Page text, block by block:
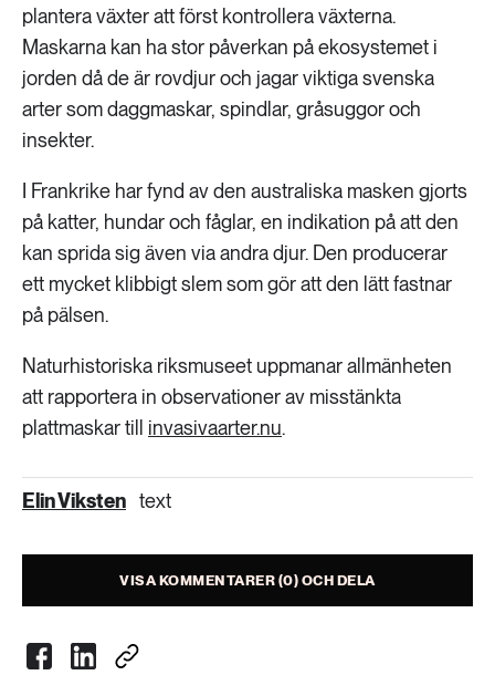
plantera växter att först kontrollera växterna.
Maskarna kan ha stor påverkan på ekosystemet i
jorden då de är rovdjur och jagar viktiga svenska
arter som daggmaskar, spindlar, gråsuggor och
insekter.
I Frankrike har fynd av den australiska masken gjorts
på katter, hundar och fåglar, en indikation på att den
kan sprida sig även via andra djur. Den producerar
ett mycket klibbigt slem som gör att den lätt fastnar
på pälsen.
Naturhistoriska riksmuseet uppmanar allmänheten
att rapportera in observationer av misstänkta
plattmaskar till invasivaarter.nu.
Elin Viksten text
VISA KOMMENTARER (0) OCH DELA